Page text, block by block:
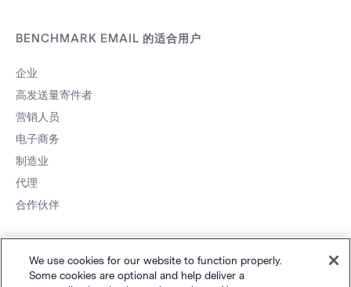
BENCHMARK EMAIL 的适合用户
企业
高发送量寄件者
营销人员
电子商务
制造业
代理
合作伙伴
We use cookies for our website to function properly.
Some cookies are optional and help deliver a